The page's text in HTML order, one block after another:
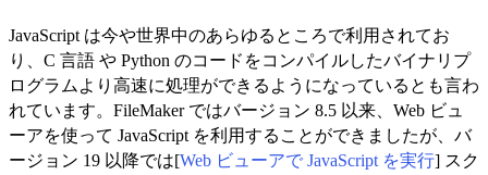
JavaScript は今や世界中のあらゆるところで利用されてお
り、C 言語 や Python のコードをコンパイルしたバイナリプ
ログラムより高速に処理ができるようになっているとも言わ
れています。FileMaker ではバージョン 8.5 以来、Web ビュ
ーアを使って JavaScript を利用することができましたが、バ
ージョン 19 以降では[Web ビューアで JavaScript を実行] スク